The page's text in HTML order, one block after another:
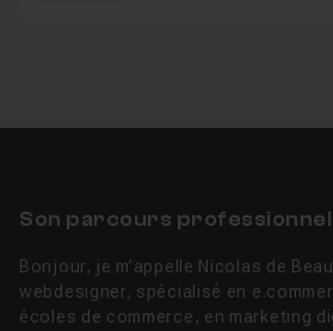
Son parcours professionnel
Bonjour, je m’appelle Nicolas de
webdesigner, spécialisé en
écoles de commerce, en marketing